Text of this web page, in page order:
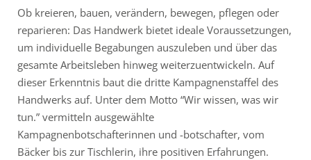
Ob kreieren, bauen, verändern, bewegen, pflegen oder
reparieren: Das Handwerk bietet ideale Voraussetzungen,
um individuelle Begabungen auszuleben und über das
gesamte Arbeitsleben hinweg weiterzuentwickeln. Auf
dieser Erkenntnis baut die dritte Kampagnenstaffel des
Handwerks auf. Unter dem Motto “Wir wissen, was wir
tun.” vermitteln ausgewählte
Kampagnenbotschafterinnen und -botschafter, vom
Bäcker bis zur Tischlerin, ihre positiven Erfahrungen.